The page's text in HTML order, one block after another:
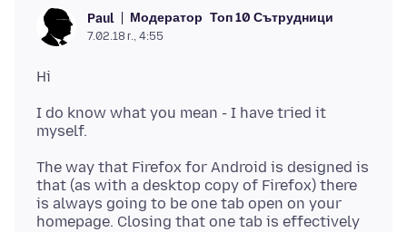
Paul Модератор Топ 10 Сътрудници
7.02.18 г., 4:55
I do know what you mean - I have tried it
The way that Firefox for Android is designed is
that (as with a desktop copy of Firefox) there
is always going to be one tab open on your
homepage. Closing that one tab is effectively